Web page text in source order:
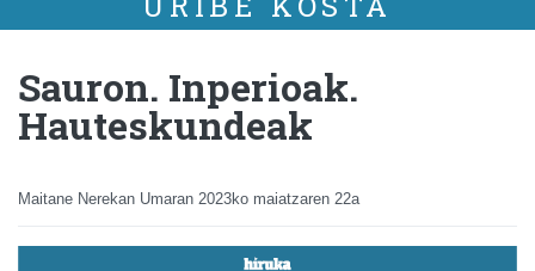
Sauron. Inperioak.
Hauteskundeak
Maitane Nerekan Umaran 2023ko maiatzaren 22a